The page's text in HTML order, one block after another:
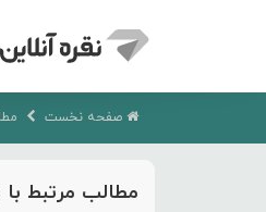
صفحه نخست
مطالب مرتبط با